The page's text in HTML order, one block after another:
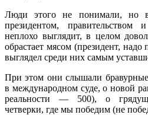
Люди этого не понимали, но
президентом,
неплохо выглядит, в целом
обрастает мясом (президент,
выглядел среди них самым
При этом они слышали
в международном суде, о новой
реальности — 500), о
четверки, где мы победим (не